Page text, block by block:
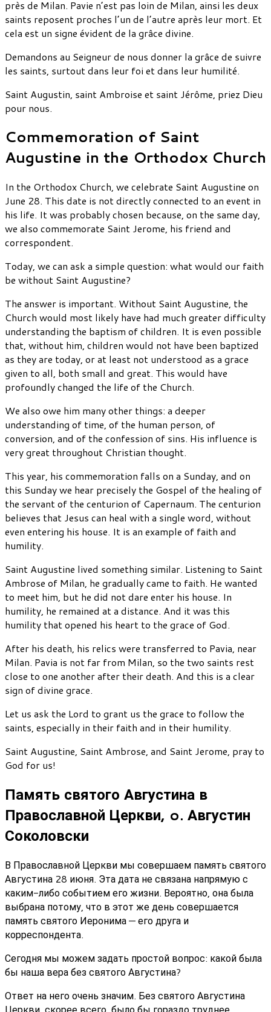
près de Milan. Pavie n’est pas loin de Milan, ainsi les deux
saints reposent proches l’un de l’autre après leur mort. Et
cela est un signe évident de la grâce divine.
Demandons au Seigneur de nous donner la grâce de suivre
les saints, surtout dans leur foi et dans leur humilité.
Saint Augustin, saint Ambroise et saint Jérôme, priez Dieu
pour nous.
Commemoration of Saint
Augustine in the Orthodox Church
In the Orthodox Church, we celebrate Saint Augustine on
June 28. This date is not directly connected to an event in
his life. It was probably chosen because, on the same day,
we also commemorate Saint Jerome, his friend and
correspondent.
Today, we can ask a simple question: what would our faith
be without Saint Augustine?
The answer is important. Without Saint Augustine, the
Church would most likely have had much greater difficulty
understanding the baptism of children. It is even possible
that, without him, children would not have been baptized
as they are today, or at least not understood as a grace
given to all, both small and great. This would have
profoundly changed the life of the Church.
We also owe him many other things: a deeper
understanding of time, of the human person, of
conversion, and of the confession of sins. His influence is
very great throughout Christian thought.
This year, his commemoration falls on a Sunday, and on
this Sunday we hear precisely the Gospel of the healing of
the servant of the centurion of Capernaum. The centurion
believes that Jesus can heal with a single word, without
even entering his house. It is an example of faith and
humility.
Saint Augustine lived something similar. Listening to Saint
Ambrose of Milan, he gradually came to faith. He wanted
to meet him, but he did not dare enter his house. In
humility, he remained at a distance. And it was this
humility that opened his heart to the grace of God.
After his death, his relics were transferred to Pavia, near
Milan. Pavia is not far from Milan, so the two saints rest
close to one another after their death. And this is a clear
sign of divine grace.
Let us ask the Lord to grant us the grace to follow the
saints, especially in their faith and in their humility.
Saint Augustine, Saint Ambrose, and Saint Jerome, pray to
God for us!
Память святого Августина в
Православной Церкви, o. Августин
Соколовски
В Православной Церкви мы совершаем память святого
Августина 28 июня. Эта дата не связана напрямую с
каким-либо событием его жизни. Вероятно, она была
выбрана потому, что в этот же день совершается
память святого Иеронима — его друга и
корреспондента.
Сегодня мы можем задать простой вопрос: какой была
бы наша вера без святого Августина?
Ответ на него очень значим. Без святого Августина